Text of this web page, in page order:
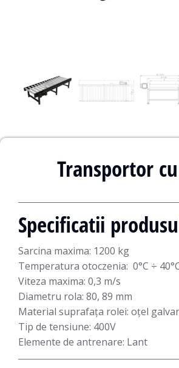
Transportor
Specificatii
Sarcina maxima: 1200 kg
Temperatura otoczenia: 0°C ÷
Viteza maxima: 0,3 m/s
Diametru rola: 80, 89 mm
Material suprafața rolei: oțel
Tip de tensiune: 400V
Elemente de antrenare: Lant